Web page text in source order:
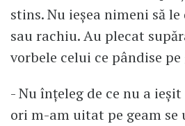
stins. Nu ieșea nimeni să
sau rachiu. Au plecat
vorbele celui ce pândise pe
- Nu înțeleg de ce nu a
ori m-am uitat pe geam